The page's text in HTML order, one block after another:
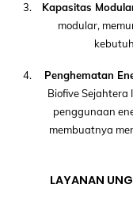
Kapasitas
modular,
Penghematan
Biofive
penggunaan
membuatnya
LAYANAN